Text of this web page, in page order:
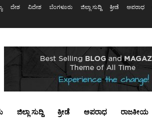
ದೇಶ ವಿದೇಶ ಬೆಂಗಳೂರು ಜಿಲ್ಲಾ ಸುದ್ದಿ ಕ್ರೀಡೆ ಅಪರಾಧ
ಜಿಲ್ಲಾ ಸುದ್ದಿ ಕ್ರೀಡೆ ಅಪರಾಧ ರಾಜಕೀಯ